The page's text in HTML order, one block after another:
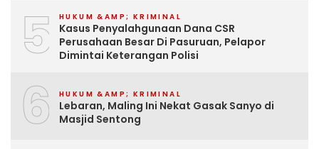
5 HUKUM &AMP; KRIMINAL
Kasus Penyalahgunaan Dana CSR
Perusahaan Besar Di Pasuruan, Pelapor
Dimintai Keterangan Polisi
6 HUKUM &AMP; KRIMINAL
Lebaran, Maling Ini Nekat Gasak Sanyo di
Masjid Sentong